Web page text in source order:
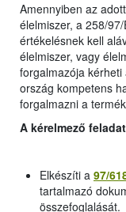
Amennyiben az
élelmiszer, a 258/
értékelésnek kell
élelmiszer, vagy
forgalmazója
ország kompetens
forgalmazni a
A kérelmező
Elkészíti a 97/
tartalmazó
összefoglalását.